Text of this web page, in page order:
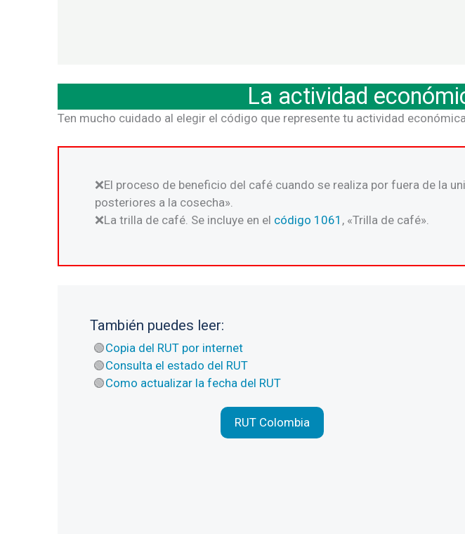
La actividad
Ten mucho cuidado al elegir el código que represente tu actividad
El proceso de beneficio del café cuando se realiza por fuera de la
posteriores a la cosecha».
La trilla de café. Se incluye en el código 1061 , «Trilla de café».
También puedes leer:
Copia del RUT por internet
Consulta el estado del RUT
Como actualizar la fecha del RUT
RUT Colombia